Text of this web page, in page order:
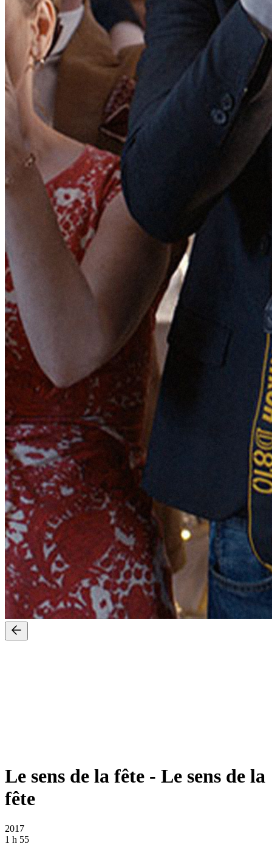
Le sens de la fête - Le sens de la
fête
2017
1 h 55